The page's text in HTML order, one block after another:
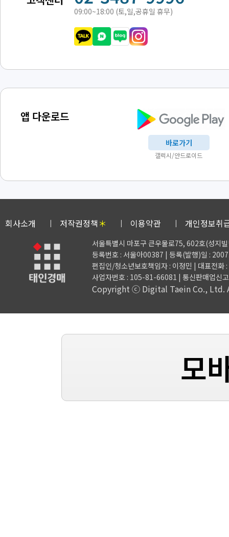
09:00~18:00 (토,일,공휴일 휴무)
앱 다운로드
바로가기
갤럭시/안드로이드
회사소개 저작권정책 ＊ 이용약관 개인정보취
서울특별시 마포구 큰우물로75, 602호(성지
등록번호 : 서울아00387 | 등록(발행)일 :
편집인/청소년보호책임자 : 이정민 | 대표전
사업자번호 : 105-81-66081 | 통신판매업신
Copyright ⓒ Digital Taein Co., Ltd.
모